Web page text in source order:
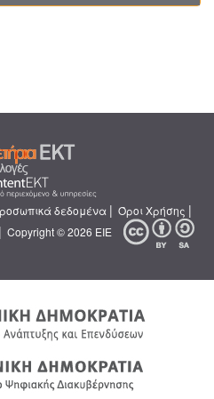
δεδομένα | Όροι Χρήσης |
| Copyright © 2026 ΕΙΕ